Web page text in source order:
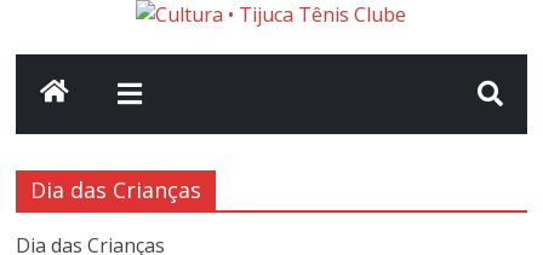
conteúdo
Cultura
•
Tijuca
Dia das Crianças
Dia das Crianças